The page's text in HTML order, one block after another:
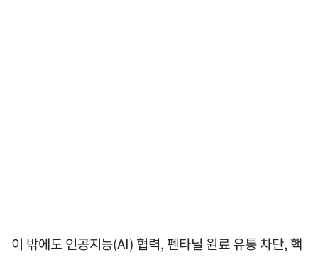
이 밖에도 인공지능(AI) 협력, 펜타닐 원료 유통 차단, 핵